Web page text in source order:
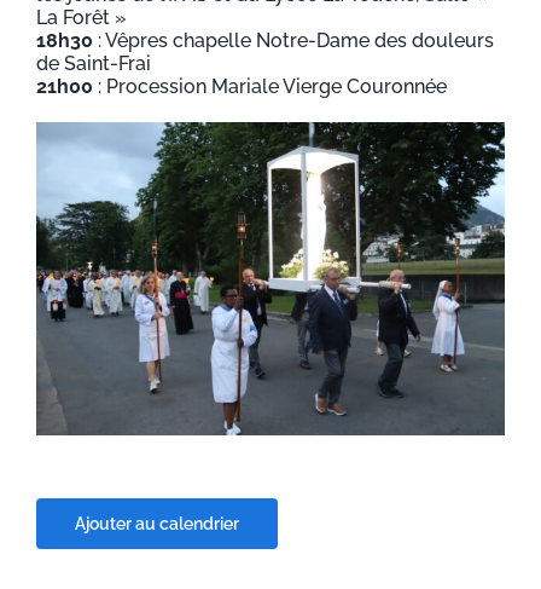
La Forêt »
18h30 : Vêpres chapelle Notre-Dame des douleurs
de Saint-Frai
21h00 : Procession Mariale Vierge Couronnée
Ajouter au calendrier